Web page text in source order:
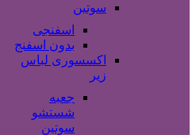
سوتین
اسفنجی
بدون اسفنج
اکسسوری لباس
زیر
جعبه
شستشو
سوتین